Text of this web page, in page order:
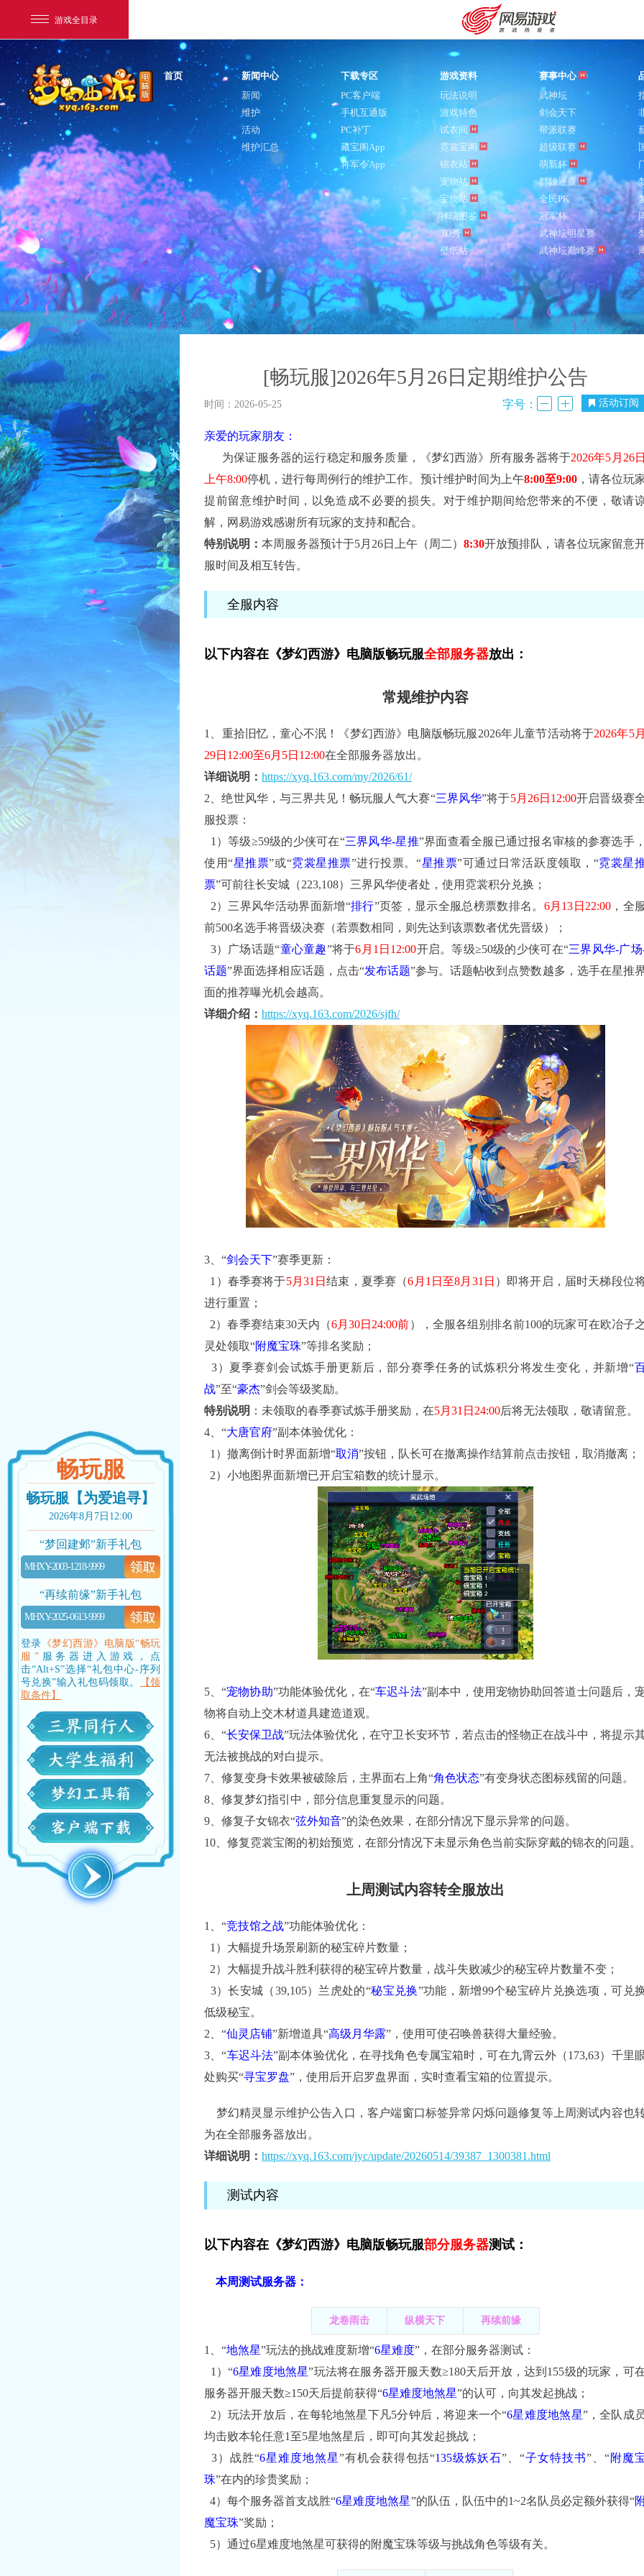
游戏全目录
网易游戏
游戏爱好者
我的足迹： 梦幻西游电脑版
购卡充值 客服中心
首页 新闻中心 下载专区 游戏资料 赛事中心
新闻
维护
活动
维护汇总
PC客户端
手机互通版
PC补丁
藏宝阁App
将军令App
玩法说明
游戏特色
试衣间
霓裳宝阁
锦衣站
宠物站
宝物站
祥瑞图鉴
3D秀
壁纸站
武神坛
剑会天下
帮派联赛
超级联赛
萌新杯
群雄逐鹿
全民PK
冠军杯
武神坛明星赛
武神坛巅峰赛
[畅玩服]2026年5月26日定期维护公告
活动订阅
时间：2026-05-25 字号：
亲爱的玩家朋友：
为保证服务器的运行稳定和服务质量，《梦幻西游》所有服务器将于2026年5月26
上午8:00停机，进行每周例行的维护工作。预计维护时间为上午8:00至9:00，请各位玩
提前留意维护时间，以免造成不必要的损失。对于维护期间给您带来的不便，敬请
解，网易游戏感谢所有玩家的支持和配合。
特别说明：本周服务器预计于5月26日上午（周二）8:30开放预排队，请各位玩家留意
服时间及相互转告。
全服内容
以下内容在《梦幻西游》电脑版畅玩服全部服务器放出：
常规维护内容
1、重拾旧忆，童心不泯！《梦幻西游》电脑版畅玩服2026年儿童节活动将于2026年5
29日12:00至6月5日12:00在全部服务器放出。
详细说明：https://xyq.163.com/my/2026/61/
2、绝世风华，与三界共见！畅玩服人气大赛“三界风华”将于5月26日12:00开启晋级赛
服投票：
1）等级≥59级的少侠可在“三界风华-星推”界面查看全服已通过报名审核的参赛选手
使用“星推票”或“霓裳星推票”进行投票。“星推票”可通过日常活跃度领取，“霓裳星
票”可前往长安城（223,108）三界风华使者处，使用霓裳积分兑换；
2）三界风华活动界面新增“排行”页签，显示全服总榜票数排名。 6月13日22:00，全
前500名选手将晋级决赛（若票数相同，则先达到该票数者优先晋级）；
3）广场话题“童心童趣”将于6月1日12:00开启。等级≥50级的少侠可在“三界风华-广
话题”界面选择相应话题，点击“发布话题”参与。话题帖收到点赞数越多，选手在星推
面的推荐曝光机会越高。
详细介绍：https://xyq.163.com/2026/sjfh/
3、“剑会天下”赛季更新：
1）春季赛将于5月31日结束，夏季赛（6月1日至8月31日 ）即将开启，届时天梯段位
进行重置；
2）春季赛结束30天内（6月30日24:00前），全服各组别排名前100的玩家可在欧冶子
灵处领取“附魔宝珠”等排名奖励；
3）夏季赛剑会试炼手册更新后，部分赛季任务的试炼积分将发生变化，并新增“
战”至“豪杰”剑会等级奖励。
特别说明 ：未领取的春季赛试炼手册奖励，在5月31日24:00后将无法领取，敬请留意。
4、“大唐官府”副本体验优化：
1）撤离倒计时界面新增“取消”按钮，队长可在撤离操作结算前点击按钮，取消撤离；
2）小地图界面新增已开启宝箱数的统计显示。
5、“宠物协助”功能体验优化，在“车迟斗法”副本中，使用宠物协助回答道士问题后，
物将自动上交木材道具建造道观。
6、“长安保卫战”玩法体验优化，在守卫长安环节，若点击的怪物正在战斗中，将提示
无法被挑战的对白提示。
7、修复变身卡效果被破除后，主界面右上角“角色状态”有变身状态图标残留的问题。
8、修复梦幻指引中，部分信息重复显示的问题。
9、修复子女锦衣“弦外知音”的染色效果，在部分情况下显示异常的问题。
10、修复霓裳宝阁的初始预览，在部分情况下未显示角色当前实际穿戴的锦衣的问题。
上周测试内容转全服放出
1、“竞技馆之战”功能体验优化：
1）大幅提升场景刷新的秘宝碎片数量；
2）大幅提升战斗胜利获得的秘宝碎片数量，战斗失败减少的秘宝碎片数量不变；
3）长安城（39,105）兰虎处的“秘宝兑换”功能，新增99个秘宝碎片兑换选项，可兑
低级秘宝。
2、“仙灵店铺”新增道具“高级月华露”，使用可使召唤兽获得大量经验。
3、“车迟斗法”副本体验优化，在寻找角色专属宝箱时，可在九霄云外（173,63）千里
处购买“寻宝罗盘”，使用后开启罗盘界面，实时查看宝箱的位置提示。
梦幻精灵显示维护公告入口，客户端窗口标签异常闪烁问题修复等上周测试内容也
为在全部服务器放出。
详细说明：https://xyq.163.com/jyc/update/20260514/39387_1300381.html
测试内容
以下内容在《梦幻西游》电脑版畅玩服部分服务器测试：
本周测试服务器：
龙卷雨击 纵横天下 再续前缘
1、“地煞星”玩法的挑战难度新增“6星难度”，在部分服务器测试：
1）“6星难度地煞星”玩法将在服务器开服天数≥180天后开放，达到155级的玩家，可
服务器开服天数≥150天后提前获得“6星难度地煞星”的认可，向其发起挑战；
2）玩法开放后，在每轮地煞星下凡5分钟后，将迎来一个“6星难度地煞星”，全队成
均击败本轮任意1至5星地煞星后，即可向其发起挑战；
3）战胜“6星难度地煞星”有机会获得包括“135级炼妖石”、“子女特技书”、“附魔
珠”在内的珍贵奖励；
4）每个服务器首支战胜“6星难度地煞星”的队伍，队伍中的1~2名队员必定额外获得“
魔宝珠”奖励；
5）通过6星难度地煞星可获得的附魔宝珠等级与挑战角色等级有关。
畅玩服
畅玩服【为爱追寻】
2026年8月7日12:00
“梦回建邺”新手礼包
MHXY-2003-1218-9999
“再续前缘”新手礼包
MHXY-2025-0613-9999
登录 《梦幻西游》电脑版“畅玩
服”服务器进入游戏，点
击“Alt+S”选择“礼包中心-序列
号兑换”输入礼包码领取。
【领
取条件】